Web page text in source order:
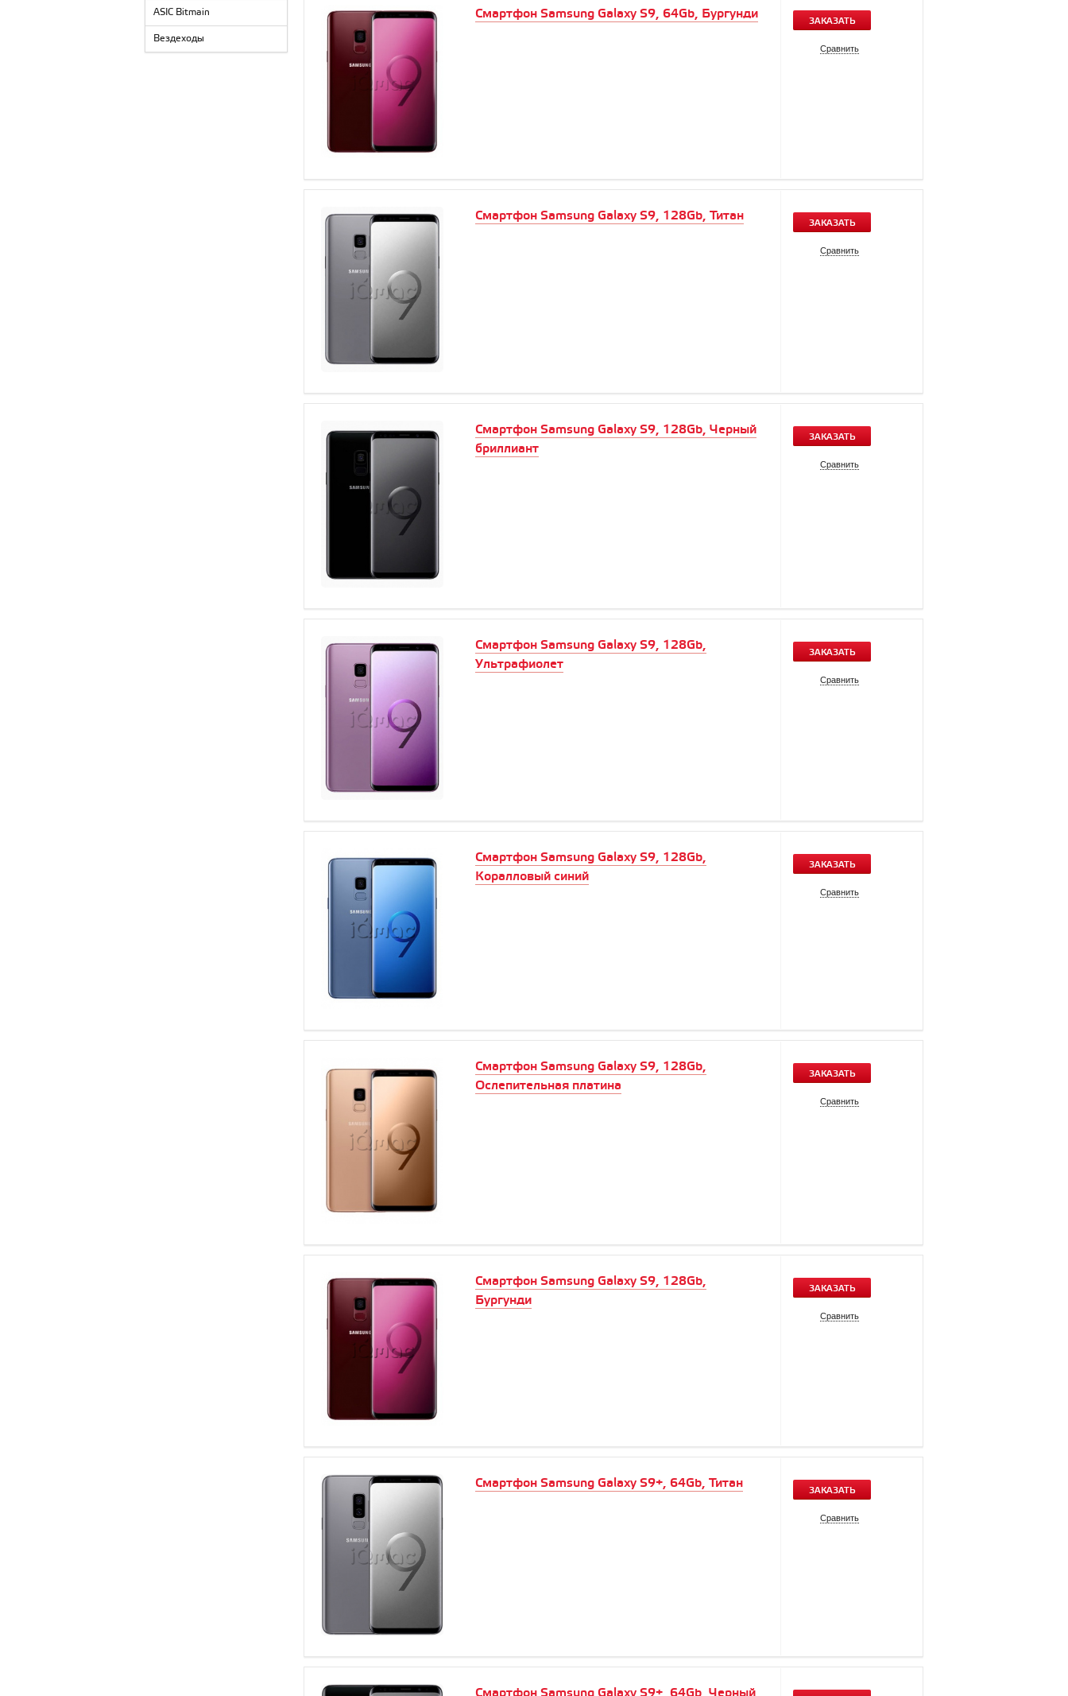
ASIC Bitmain
Вездеходы
Смартфон Samsung Galaxy S9, 64Gb, Бургунди ЗАКАЗАТЬ
Сравнить
Смартфон Samsung Galaxy S9, 128Gb, Титан ЗАКАЗАТЬ
Сравнить
Смартфон Samsung Galaxy S9, 128Gb, Черный
бриллиант
ЗАКАЗАТЬ
Сравнить
Смартфон Samsung Galaxy S9, 128Gb,
Ультрафиолет
ЗАКАЗАТЬ
Сравнить
Смартфон Samsung Galaxy S9, 128Gb,
Коралловый синий
ЗАКАЗАТЬ
Сравнить
Смартфон Samsung Galaxy S9, 128Gb,
Ослепительная платина
ЗАКАЗАТЬ
Сравнить
Смартфон Samsung Galaxy S9, 128Gb,
Бургунди
ЗАКАЗАТЬ
Сравнить
Смартфон Samsung Galaxy S9+, 64Gb, Титан ЗАКАЗАТЬ
Сравнить